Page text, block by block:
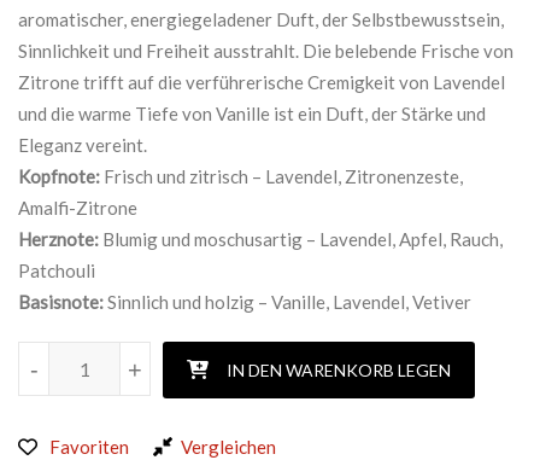
aromatischer, energiegeladener Duft, der Selbstbewusstsein,
Sinnlichkeit und Freiheit ausstrahlt. Die belebende Frische von
Zitrone trifft auf die verführerische Cremigkeit von Lavendel
und die warme Tiefe von Vanille ist ein Duft, der Stärke und
Eleganz vereint.
Kopfnote: Frisch und zitrisch – Lavendel, Zitronenzeste,
Amalfi-Zitrone
Herznote: Blumig und moschusartig – Lavendel, Apfel, Rauch,
Patchouli
Basisnote:Sinnlich und holzig – Vanille, Lavendel, Vetiver
IMMORTAL 02. RESERVE EAU DE COLOGNE Menge
+
- +
- IN DEN WARENKORB LEGEN
Favoriten Vergleichen